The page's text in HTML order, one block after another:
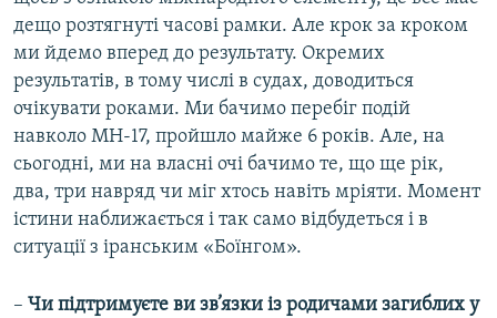
дещо розтягнуті часові рамки. Але крок за кроком
ми йдемо вперед до результату. Окремих
результатів, в тому числі в судах, доводиться
очікувати роками. Ми бачимо перебіг подій
навколо MH-17, пройшло майже 6 років. Але, на
сьогодні, ми на власні очі бачимо те, що ще рік,
два, три навряд чи міг хтось навіть мріяти. Момент
істини наближається і так само відбудеться і в
ситуації з іранським «Боїнгом».
–​ Чи підтримуєте ви зв’язки із родичами загиблих у